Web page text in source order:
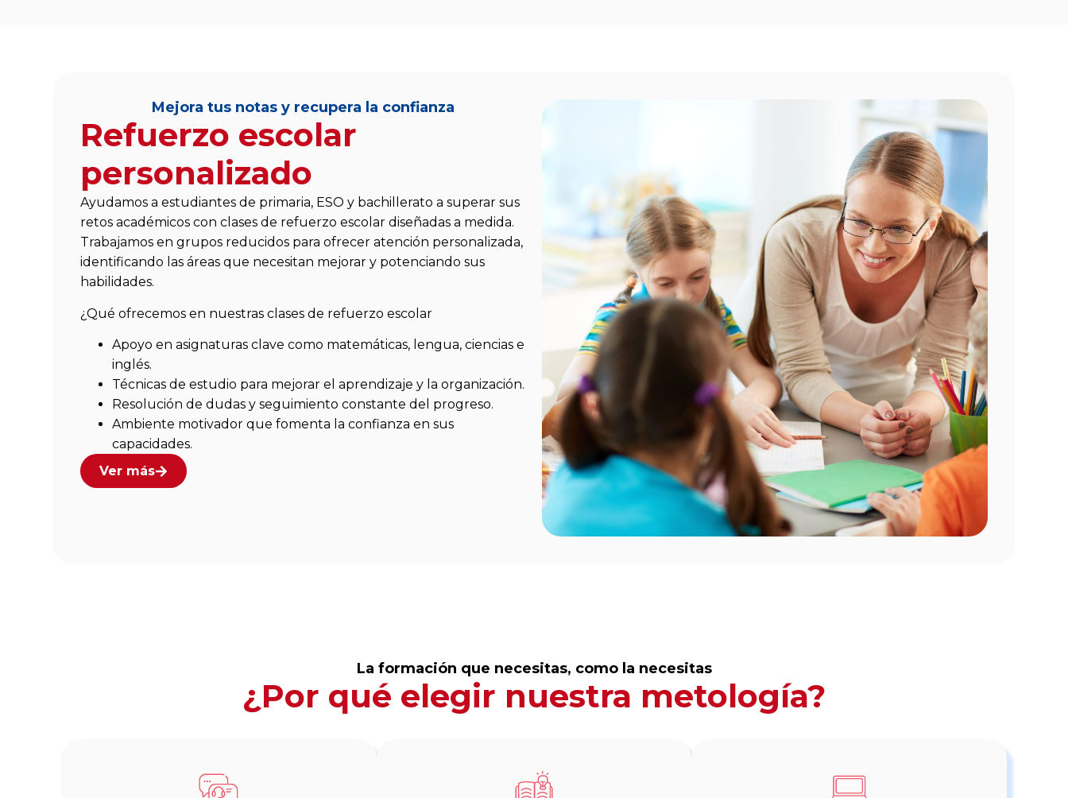
Mejora tus notas y recupera la confianza
Refuerzo escolar
personalizado
Ayudamos a estudiantes de primaria, ESO y bachillerato a superar sus
retos académicos con clases de refuerzo escolar diseñadas a medida.
Trabajamos en grupos reducidos para ofrecer atención personalizada,
identificando las áreas que necesitan mejorar y potenciando sus
habilidades.
¿Qué ofrecemos en nuestras clases de refuerzo escolar
Apoyo en asignaturas clave como matemáticas, lengua, ciencias e
inglés.
Técnicas de estudio para mejorar el aprendizaje y la organización.
Resolución de dudas y seguimiento constante del progreso.
Ambiente motivador que fomenta la confianza en sus
capacidades.
Ver más
La formación que necesitas, como la necesitas
¿Por qué elegir nuestra metología?